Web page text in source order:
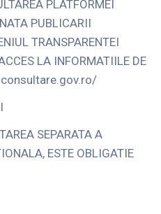
PLATFORMEI
PUBLICARII
TRANSPARENTEI
LA INFORMATIILE DE
consultare.gov.ro/
SEPARATA A
ESTE OBLIGATIE